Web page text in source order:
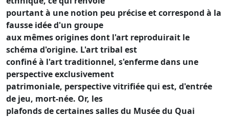
pourtant à une notion peu précise et correspond à la
fausse idée d'un groupe
aux mêmes origines dont l'art reproduirait le
schéma d'origine. L'art tribal est
confiné à l'art traditionnel, s'enferme dans une
perspective exclusivement
patrimoniale, perspective vitrifiée qui est, d'entrée
de jeu, mort-née. Or, les
plafonds de certaines salles du Musée du Quai